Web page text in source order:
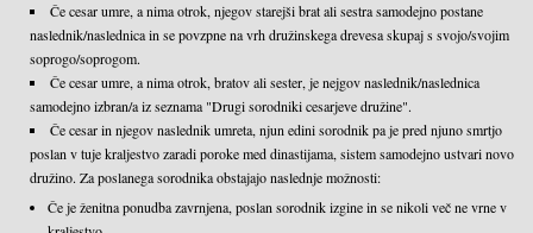
Če cesar umre, a nima otrok, njegov starejši brat ali sestra samodejno postane
naslednik/naslednica in se povzpne na vrh družinskega drevesa skupaj s svojo/svojim
soprogo/soprogom.
Če cesar umre, a nima otrok, bratov ali sester, je nejgov naslednik/naslednica
samodejno izbran/a iz seznama "Drugi sorodniki cesarjeve družine".
Če cesar in njegov naslednik umreta, njun edini sorodnik pa je pred njuno smrtjo
poslan v tuje kraljestvo zaradi poroke med dinastijama, sistem samodejno ustvari novo
družino. Za poslanega sorodnika obstajajo naslednje možnosti:
Če je ženitna ponudba zavrnjena, poslan sorodnik izgine in se nikoli več ne vrne v